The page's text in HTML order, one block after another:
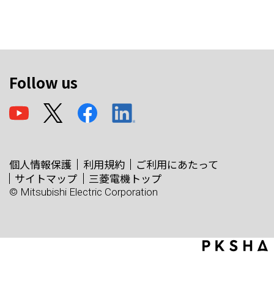
Follow us
個人情報保護 利用規約
ご利用にあたって
サイトマップ
三菱電機トップ
© Mitsubishi Electric Corporation